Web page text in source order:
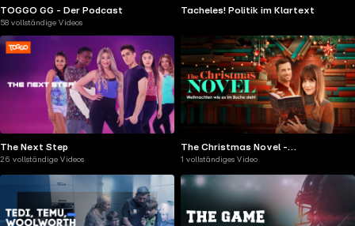
TOGGO GG - Der Podcast
58 vollständige Videos
Tacheles! Politik im Klartext
The Next Step
26 vollständige Videos
The Christmas Novel -
Weihnachten, wie es im Buche steht
1 vollständiges Video